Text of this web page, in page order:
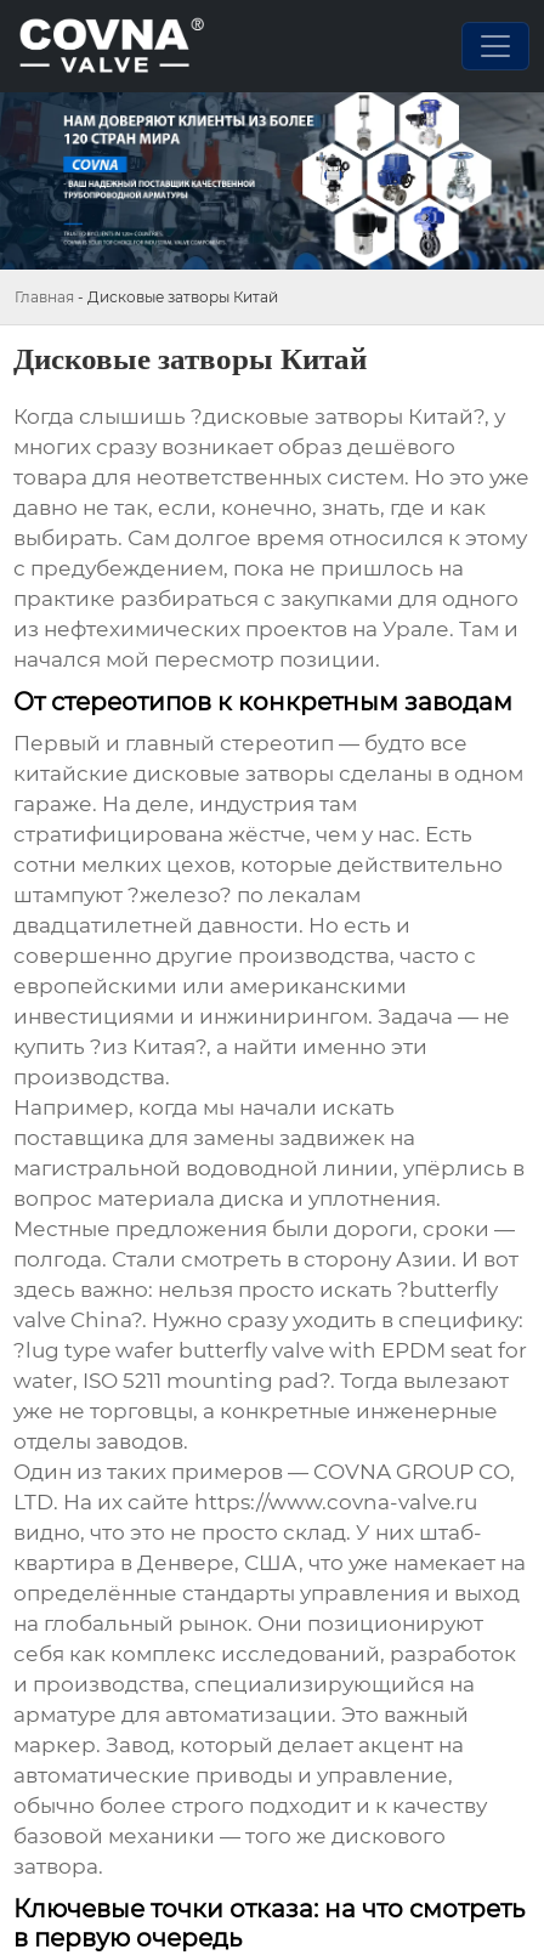
Главная - Дисковые затворы Китай
Дисковые затворы Китай
Когда слышишь ?дисковые затворы Китай?, у
многих сразу возникает образ дешёвого
товара для неответственных систем. Но это уже
давно не так, если, конечно, знать, где и как
выбирать. Сам долгое время относился к этому
с предубеждением, пока не пришлось на
практике разбираться с закупками для одного
из нефтехимических проектов на Урале. Там и
начался мой пересмотр позиции.
От стереотипов к конкретным заводам
Первый и главный стереотип — будто все
китайскиедисковые затворы сделаны в одном
гараже. На деле, индустрия там
стратифицирована жёстче, чем у нас. Есть
сотни мелких цехов, которые действительно
штампуют ?железо? по лекалам
двадцатилетней давности. Но есть и
совершенно другие производства, часто с
европейскими или американскими
инвестициями и инжинирингом. Задача — не
купить ?из Китая?, а найти именно эти
производства.
Например, когда мы начали искать
поставщика для замены задвижек на
магистральной водоводной линии, упёрлись в
вопрос материала диска и уплотнения.
Местные предложения были дороги, сроки —
полгода. Стали смотреть в сторону Азии. И вот
здесь важно: нельзя просто искать ?butterfly
valve China?. Нужно сразу уходить в специфику:
?lug type wafer butterfly valve with EPDM seat for
water, ISO 5211 mounting pad?. Тогда вылезают
уже не торговцы, а конкретные инженерные
отделы заводов.
Один из таких примеров — COVNA GROUP CO,
LTD. На их сайте https://www.covna-valve.ru
видно, что это не просто склад. У них штаб-
квартира в Денвере, США, что уже намекает на
определённые стандарты управления и выход
на глобальный рынок. Они позиционируют
себя как комплекс исследований, разработок
и производства, специализирующийся на
арматуре для автоматизации. Это важный
маркер. Завод, который делает акцент на
автоматические приводы и управление,
обычно более строго подходит и к качеству
базовой механики — того жедискового
затвора.
Ключевые точки отказа: на что смотреть
в первую очередь